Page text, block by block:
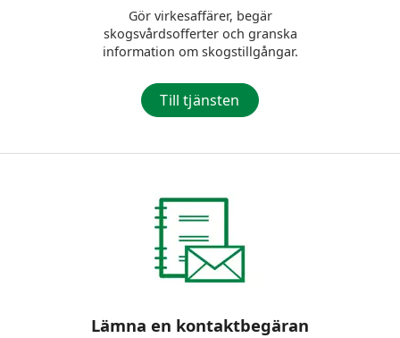
Gör virkesaffärer, begär
skogsvårdsofferter och granska
information om skogstillgångar.
Till tjänsten
Lämna en kontaktbegäran